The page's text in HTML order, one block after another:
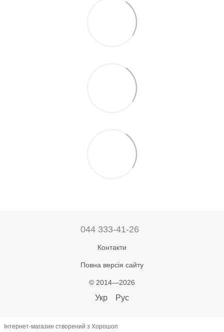
044 333-41-26
Контакти
Повна версія сайту
© 2014—2026
Укр Рус
Інтернет-магазин створений з Хорошоп